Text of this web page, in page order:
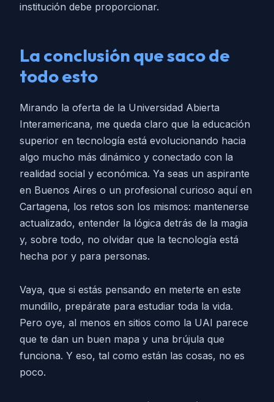
institución debe proporcionar.
La conclusión que saco de
todo esto
Mirando la oferta de la Universidad Abierta
Interamericana, me queda claro que la educación
superior en tecnología está evolucionando hacia
algo mucho más dinámico y conectado con la
realidad social y económica. Ya seas un aspirante
en Buenos Aires o un profesional curioso aquí en
Cartagena, los retos son los mismos: mantenerse
actualizado, entender la lógica detrás de la magia
y, sobre todo, no olvidar que la tecnología está
hecha por y para personas.
Vaya, que si estás pensando en meterte en este
mundillo, prepárate para estudiar toda la vida.
Pero oye, al menos en sitios como la UAI parece
que te dan un buen mapa y una brújula que
funciona. Y eso, tal como están las cosas, no es
poco.